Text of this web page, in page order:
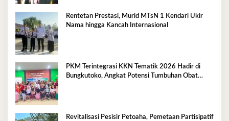
Rentetan Prestasi, Murid MTsN 1 Kendari Ukir
Nama hingga Kancah Internasional
PKM Terintegrasi KKN Tematik 2026 Hadir di
Bungkutoko, Angkat Potensi Tumbuhan Obat
Revitalisasi Pesisir Petoaha, Pemetaan Partisipatif